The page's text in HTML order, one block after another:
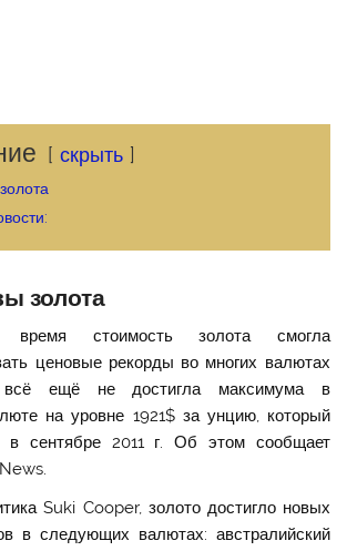
скрыть
золота
время стоимость золота смогла
ценовые рекорды во многих валютах
ещё не достигла максимума в
на уровне 1921$ за унцию, который
в сентябре 2011 г. Об этом сообщает
Suki Cooper, золото достигло новых
в следующих валютах: австралийский